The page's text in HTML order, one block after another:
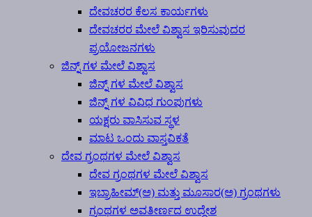
ದೇವಚರರ ಕೆಲಸ ಕಾರ್ಯಗಳು
ದೇವಚರರ ಮೇಲೆ ವಿಶ್ವಾಸ ಇರಿಸುವುದರ
ಪ್ರಯೋಜನಗಳು
ಜಿನ್ನ್ ಗಳ ಮೇಲೆ ವಿಶ್ವಾಸ
ಜಿನ್ನ್ ಗಳ ಮೇಲೆ ವಿಶ್ವಾಸ
ಜಿನ್ನ್ ಗಳ ವಿವಿಧ ಗುಂಪುಗಳು
ಯಕ್ಷರು ವಾಸಿಸುವ ಸ್ಥಳ
ಮಾಟ ಒಂದು ವಾಸ್ತವಿಕತೆ
ದೇವ ಗ್ರಂಥಗಳ ಮೇಲೆ ವಿಶ್ವಾಸ
ದೇವ ಗ್ರಂಥಗಳ ಮೇಲೆ ವಿಶ್ವಾಸ
ಇಬ್ರಾಹೀಮ್(ಅ) ಮತ್ತು ಮೂಸಾರ(ಅ) ಗ್ರಂಥಗಳು
ಗ್ರಂಥಗಳ ಅವತೀರ್ಣದ ಉದ್ದೇಶ